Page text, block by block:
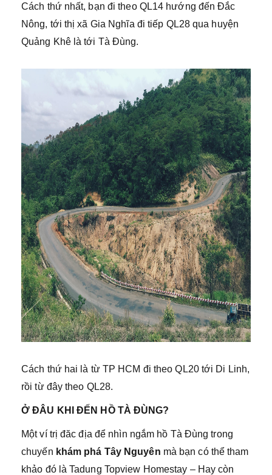
Cách thứ nhất, bạn đi theo QL14 hướng đến Đắc
Nông, tới thị xã Gia Nghĩa đi tiếp QL28 qua huyện
Quảng Khê là tới Tà Đùng.
Cách thứ hai là từ TP HCM đi theo QL20 tới Di Linh,
rồi từ đây theo QL28.
Ở ĐÂU KHI ĐẾN HỒ TÀ ĐÙNG?
Một ví trị đăc địa để nhìn ngắm hồ Tà Đùng trong
chuyến khám phá Tây Nguyên mà bạn có thể tham
khảo đó là Tadung Topview Homestay – Hay còn